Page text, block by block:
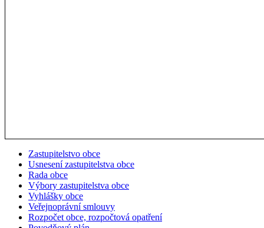
Zastupitelstvo obce
Usnesení zastupitelstva obce
Rada obce
Výbory zastupitelstva obce
Vyhlášky obce
Veřejnoprávní smlouvy
Rozpočet obce, rozpočtová opatření